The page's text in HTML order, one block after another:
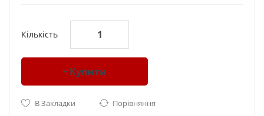
Кількість
Купити
В Закладки Порівняння